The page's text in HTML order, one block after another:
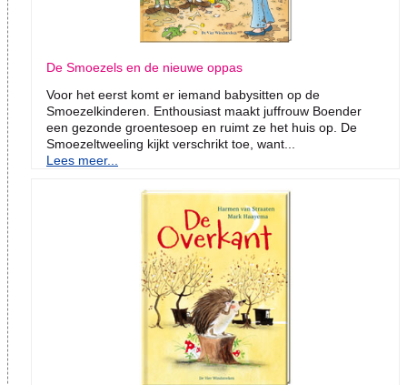
De Smoezels en de nieuwe oppas
Voor het eerst komt er iemand babysitten op de
Smoezelkinderen. Enthousiast maakt juffrouw Boender
een gezonde groentesoep en ruimt ze het huis op. De
Smoezeltweeling kijkt verschrikt toe, want...
Lees meer...